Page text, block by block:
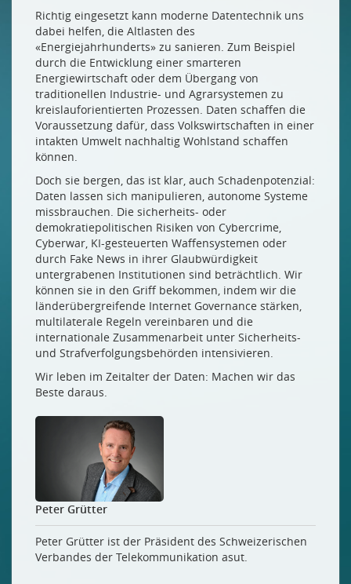
Richtig eingesetzt kann moderne Datentechnik uns
dabei helfen, die Altlasten des
«Energiejahrhunderts» zu sanieren. Zum Beispiel
durch die Entwicklung einer smarteren
Energiewirtschaft oder dem Übergang von
traditionellen Industrie- und Agrarsystemen zu
kreislauforientierten Prozessen. Daten schaffen die
Voraussetzung dafür, dass Volkswirtschaften in einer
intakten Umwelt nachhaltig Wohlstand schaffen
können.
Doch sie bergen, das ist klar, auch Schadenpotenzial:
Daten lassen sich manipulieren, autonome Systeme
missbrauchen. Die sicherheits- oder
demokratiepolitischen Risiken von Cybercrime,
Cyberwar, KI-gesteuerten Waffensystemen oder
durch Fake News in ihrer Glaubwürdigkeit
untergrabenen Institutionen sind beträchtlich. Wir
können sie in den Griff bekommen, indem wir die
länderübergreifende Internet Governance stärken,
multilaterale Regeln vereinbaren und die
internationale Zusammenarbeit unter Sicherheits-
und Strafverfolgungsbehörden intensivieren.
Wir leben im Zeitalter der Daten: Machen wir das
Beste daraus.
Peter Grütter
Peter Grütter ist der Präsident des Schweizerischen
Verbandes der Telekommunikation asut.